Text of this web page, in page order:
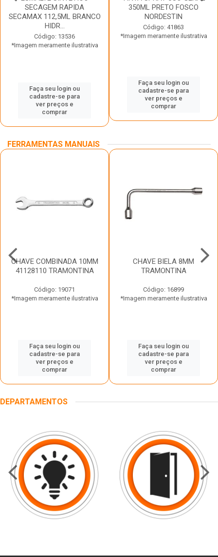
SECAGEM RAPIDA
SECAMAX 112,5ML BRANCO
HIDR...
Código: 13536
*Imagem meramente ilustrativa
Faça seu login ou
cadastre-se para
ver preços e
comprar
350ML PRETO FOSCO
NORDESTIN
Código: 41863
*Imagem meramente ilustrativa
Faça seu login ou
cadastre-se para
ver preços e
comprar
FERRAMENTAS MANUAIS
CHAVE COMBINADA 10MM
41128110 TRAMONTINA
Código: 19071
*Imagem meramente ilustrativa
Faça seu login ou
cadastre-se para
ver preços e
comprar
CHAVE BIELA 8MM
TRAMONTINA
Código: 16899
*Imagem meramente ilustrativa
Faça seu login ou
cadastre-se para
ver preços e
comprar
DEPARTAMENTOS